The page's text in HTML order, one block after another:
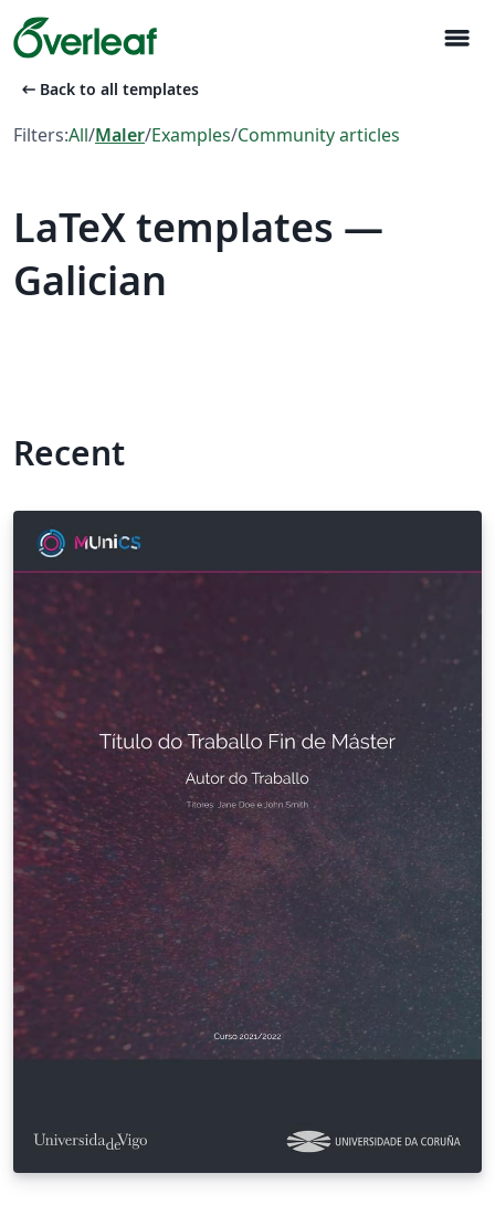
menu
arrow_left_alt Back to all templates
Filters:All/Maler/Examples/Community articles
LaTeX templates —
Galician
Recent